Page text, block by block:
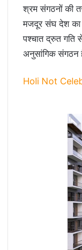
श्रम संगठनों की
मजदूर संघ देश का
पश्चात द्रुत गति
अनुसांगिक संगठन
Holi Not